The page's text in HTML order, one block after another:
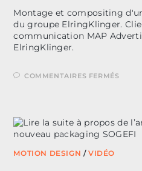
Montage et compositing
du groupe ElringKlinger.
communication MAP
ElringKlinger.
COMMENTAIRES FERMÉSSUR
MOTION DESIGN /VIDÉO